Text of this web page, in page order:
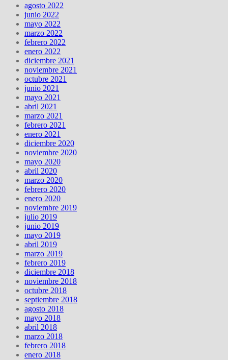
agosto 2022
junio 2022
mayo 2022
marzo 2022
febrero 2022
enero 2022
diciembre 2021
noviembre 2021
octubre 2021
junio 2021
mayo 2021
abril 2021
marzo 2021
febrero 2021
enero 2021
diciembre 2020
noviembre 2020
mayo 2020
abril 2020
marzo 2020
febrero 2020
enero 2020
noviembre 2019
julio 2019
junio 2019
mayo 2019
abril 2019
marzo 2019
febrero 2019
diciembre 2018
noviembre 2018
octubre 2018
septiembre 2018
agosto 2018
mayo 2018
abril 2018
marzo 2018
febrero 2018
enero 2018